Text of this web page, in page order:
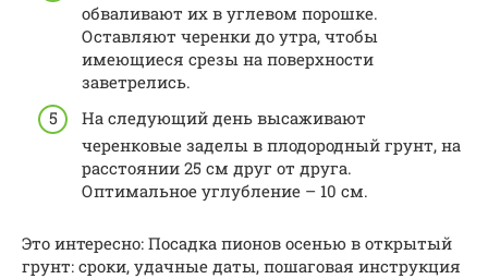
обваливают их в углевом порошке.
Оставляют черенки до утра, чтобы
имеющиеся срезы на поверхности
заветрелись.
На следующий день высаживают
черенковые заделы в плодородный грунт, на
расстоянии 25 см друг от друга.
Оптимальное углубление – 10 см.
Это интересно: Посадка пионов осенью в открытый
грунт: сроки, удачные даты, пошаговая инструкция